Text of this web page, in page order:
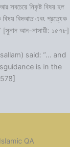
সবচেয়ে নিকৃষ্ট বিষয় হল
বিষয় বিদআত এবং প্রত্যেক
[সুনান আন-নাসায়ী: ১৫৭৮]
said: “… and
is in the
QA